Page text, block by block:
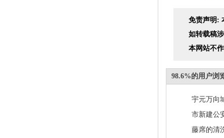
免责声明:
如转载稿
本网站不
98.6%的用户浏
宇元万向
市新建公
藤席的清